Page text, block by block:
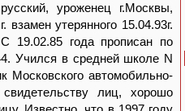
уроженец г.Москвы,
утерянного 15.04.93г.
19.02.85 года прописан по
Учился в средней школе N
Московского автомобильно-
лиц, хорошо